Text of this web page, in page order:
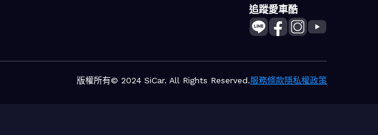
追蹤愛車酷
版權所有© 2024 SiCar. All Rights Reserved.服務條款隱私權政策